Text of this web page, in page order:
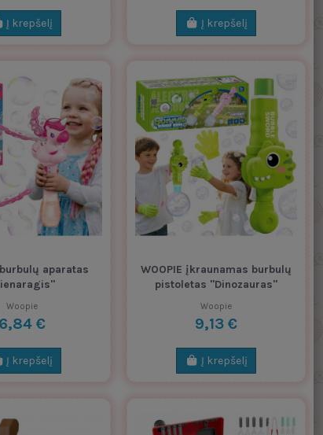
Į krepšelį Į krepšelį
burbulų aparatas
Woopie
6,84 €
Į krepšelį
WOOPIE įkraunamas burbulų
pistoletas "Dinozauras"
Woopie
9,13 €
Į krepšelį